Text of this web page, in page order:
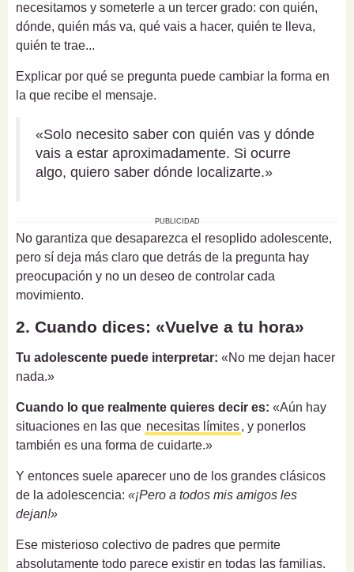
necesitamos y someterle a un tercer grado: con quién,
dónde, quién más va, qué vais a hacer, quién te lleva,
quién te trae...
Explicar por qué se pregunta puede cambiar la forma en
la que recibe el mensaje.
«Solo necesito saber con quién vas y dónde
vais a estar aproximadamente. Si ocurre
algo, quiero saber dónde localizarte.»
PUBLICIDAD
No garantiza que desaparezca el resoplido adolescente,
pero sí deja más claro que detrás de la pregunta hay
preocupación y no un deseo de controlar cada
movimiento.
2. Cuando dices: «Vuelve a tu hora»
Tu adolescente puede interpretar: «No me dejan hacer
nada.»
Cuando lo que realmente quieres decir es: «Aún hay
situaciones en las que necesitas límites, y ponerlos
también es una forma de cuidarte.»
Y entonces suele aparecer uno de los grandes clásicos
de la adolescencia: «¡Pero a todos mis amigos les
dejan!»
Ese misterioso colectivo de padres que permite
absolutamente todo parece existir en todas las familias.